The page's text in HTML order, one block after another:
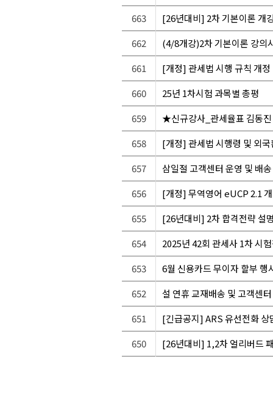
663
[26년대비] 2차 기본이론 개
662
(4/8개강)2차 기본이론 강의
661
[개정] 관세법 시행 규칙 개정
660
25년 1차시험 과목별 총평
659
★신규강사_관세율표 김동
658
[개정] 관세법 시행령 및 외
657
삼일절 고객센터 운영 및 배
656
[개정] 무역영어 eUCP 2.1
655
[26년대비] 2차 합격전략 설
654
2025년 42회 관세사 1차 시
653
6월 신용카드 무이자 할부 행
652
설 연휴 교재배송 및 고객센
651
[긴급공지] ARS 유선전화 상
650
[26년대비] 1,2차 얼리버드